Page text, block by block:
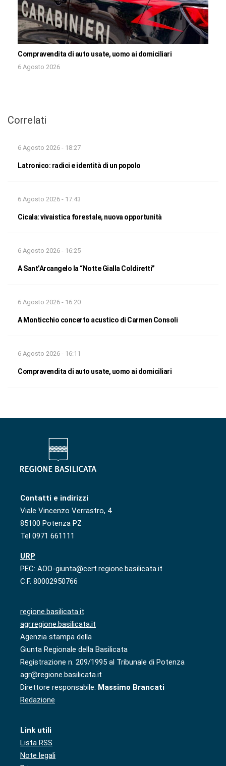
Compravendita di auto usate, uomo ai domiciliari
6 Agosto 2026
Correlati
6 Agosto 2026 - 18:27
Latronico: radici e identità di un popolo
6 Agosto 2026 - 17:43
Cicala: vivaistica forestale, nuova opportunità
6 Agosto 2026 - 16:25
A Sant’Arcangelo la “Notte Gialla Coldiretti”
6 Agosto 2026 - 16:20
A Monticchio concerto acustico di Carmen Consoli
6 Agosto 2026 - 16:11
Compravendita di auto usate, uomo ai domiciliari
Contatti e indirizzi
Viale Vincenzo Verrastro, 4
85100 Potenza PZ
Tel 0971 661111
URP
PEC: AOO-giunta@cert.regione.basilicata.it
C.F. 80002950766
regione.basilicata.it
agr.regione.basilicata.it
Agenzia stampa della
Giunta Regionale della Basilicata
Registrazione n. 209/1995 al Tribunale di Potenza
agr@regione.basilicata.it
Direttore responsabile: Massimo Brancati
Redazione
Link utili
Lista RSS
Note legali